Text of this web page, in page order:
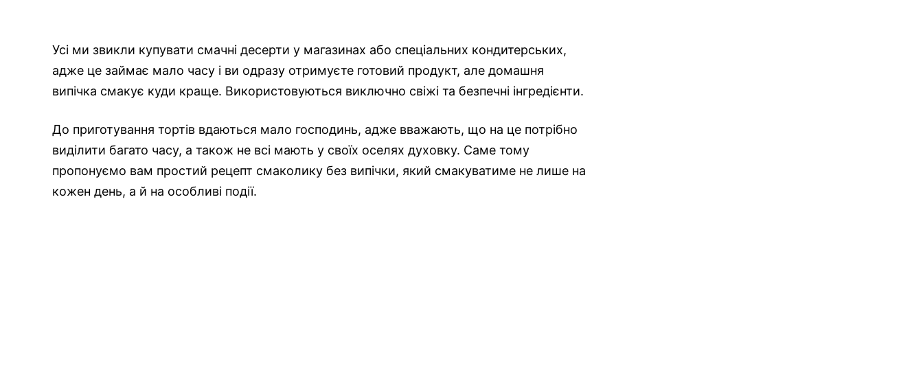
Усі ми звикли купувати смачні десерти у магазинах або спеціальних кондитерських,
адже це займає мало часу і ви одразу отримуєте готовий продукт, але домашня
випічка смакує куди краще. Використовуються виключно свіжі та безпечні інгредієнти.
До приготування тортів вдаються мало господинь, адже вважають, що на це потрібно
виділити багато часу, а також не всі мають у своїх оселях духовку. Саме тому
пропонуємо вам простий рецепт смаколику без випічки, який смакуватиме не лише на
кожен день, а й на особливі події.